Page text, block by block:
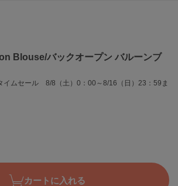
Blouse/バックオープン バルーンブ
イムセール 8/8（土）0：00～8/16（日）23：59ま
カートに入れる